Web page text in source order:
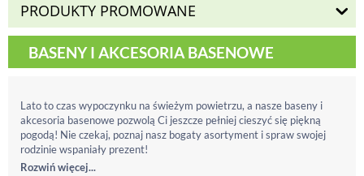
PRODUKTY PROMOWANE
BASENY I AKCESORIA BASENOWE
Lato to czas wypoczynku na świeżym powietrzu, a nasze baseny i
akcesoria basenowe pozwolą Ci jeszcze pełniej cieszyć się piękną
pogodą! Nie czekaj, poznaj nasz bogaty asortyment i spraw swojej
rodzinie wspaniały prezent!
Rozwiń więcej...